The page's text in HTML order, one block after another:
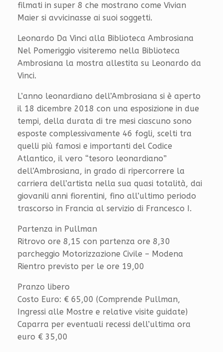
filmati in super 8 che mostrano come Vivian
Maier si avvicinasse ai suoi soggetti.
Leonardo Da Vinci alla Biblioteca Ambrosiana
Nel Pomeriggio visiteremo nella Biblioteca
Ambrosiana la mostra allestita su Leonardo da
Vinci.
L’anno leonardiano dell’Ambrosiana si è aperto
il 18 dicembre 2018 con una esposizione in due
tempi, della durata di tre mesi ciascuno sono
esposte complessivamente 46 fogli, scelti tra
quelli più famosi e importanti del Codice
Atlantico, il vero “tesoro leonardiano”
dell’Ambrosiana, in grado di ripercorrere la
carriera dell’artista nella sua quasi totalità, dai
giovanili anni fiorentini, fino all’ultimo periodo
trascorso in Francia al servizio di Francesco I.
Partenza in Pullman
Ritrovo ore 8,15 con partenza ore 8,30
parcheggio Motorizzazione Civile – Modena
Rientro previsto per le ore 19,00
Pranzo libero
Costo Euro: € 65,00 (Comprende Pullman,
Ingressi alle Mostre e relative visite guidate)
Caparra per eventuali recessi dell’ultima ora
euro € 35,00